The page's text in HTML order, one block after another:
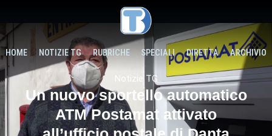
HOME NOTIZIE TG RUBRICHE SPECIALI DIRETTA ARCHIVIO
Notizie TG
Un nuovo sportello automatico
ATM Postamat attivato